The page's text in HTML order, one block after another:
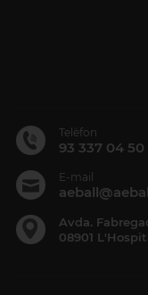
Telèfon
93 337 04 50
E-mail
Avda.
08901